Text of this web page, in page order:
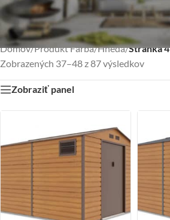
Domov/Produkt Farba/Hnedá/Stránka 4
Zobrazených 37–48 z 87 výsledkov
Zobraziť panel